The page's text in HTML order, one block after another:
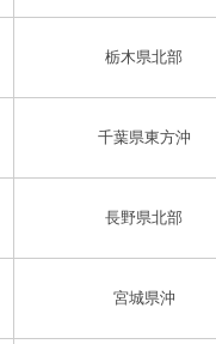
栃木県北部
千葉県東方沖
長野県北部
宮城県沖